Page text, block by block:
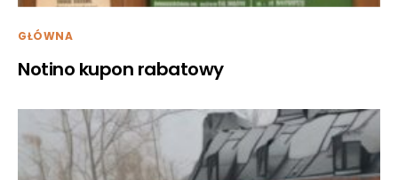
GŁÓWNA
Notino kupon rabatowy